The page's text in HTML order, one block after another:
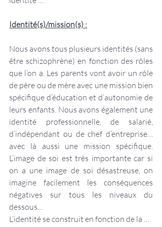
Identité(s)/mission(s) :
Nous avons tous plusieurs identités (sans
être schizophrène) en fonction des rôles
que l’on a. Les parents vont avoir un rôle
de père ou de mère avec une mission bien
spécifique d’éducation et d’autonomie de
leurs enfants. Nous avons également une
identité professionnelle, de salarié,
d’indépendant ou de chef d’entreprise…
avec là aussi une mission spécifique.
L’image de soi est très importante car si
on a une image de soi désastreuse, on
imagine facilement les conséquences
négatives sur tous les niveaux du
dessous…
L’identité se construit en fonction de la …